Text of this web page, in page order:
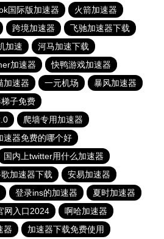
国际版加速器
火箭加速器
跨境加速器
飞驰加速器下载
加速
河马加速下载
加速器
快鸭游戏加速器
加速器 一元机场
暴风加速器
子免费
爬墙专用加速器
速器免费的哪个好
国内上twitter用什么加速器
加速器下载
安易加速器
登录ins的加速器
夏时加速器
网入口2024
啊哈加速器
器 加速器下载免费使用